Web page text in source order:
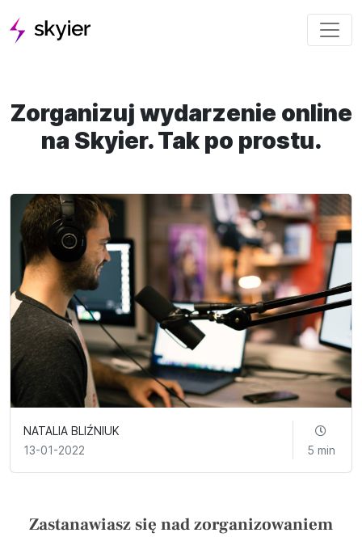
Zorganizuj wydarzenie online
na Skyier. Tak po prostu.
NATALIA BLIŹNIUK
13-01-2022
5 min
Zastanawiasz się nad zorganizowaniem